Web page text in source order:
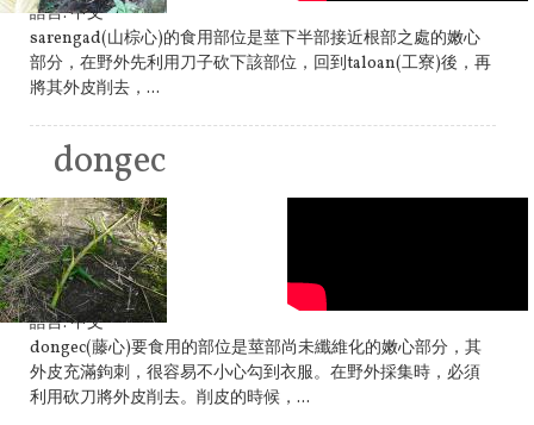
語言:中文
sarengad(山棕心)的食用部位是莖下半部接近根部之處的嫩心
部分，在野外先利用刀子砍下該部位，回到taloan(工寮)後，再
將其外皮削去，...
dongec
語言:中文
dongec(藤心)要食用的部位是莖部尚未纖維化的嫩心部分，其
外皮充滿鉤刺，很容易不小心勾到衣服。在野外採集時，必須
利用砍刀將外皮削去。削皮的時候，...